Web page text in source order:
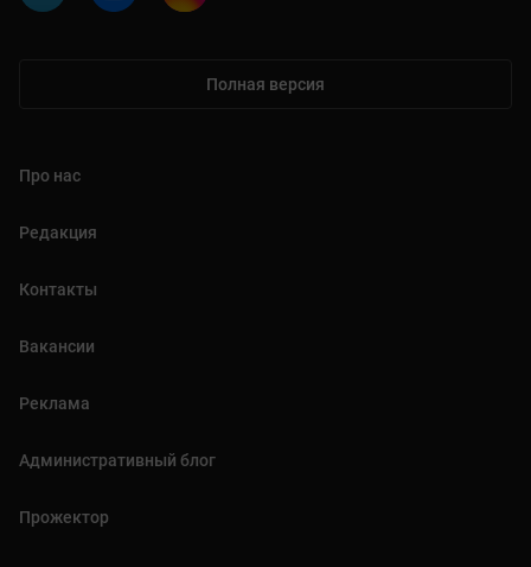
Полная версия
Про нас
Редакция
Контакты
Вакансии
Реклама
Административный блог
Прожектор